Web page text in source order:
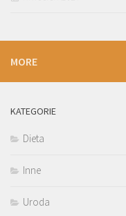
MORE
KATEGORIE
Dieta
Inne
Uroda